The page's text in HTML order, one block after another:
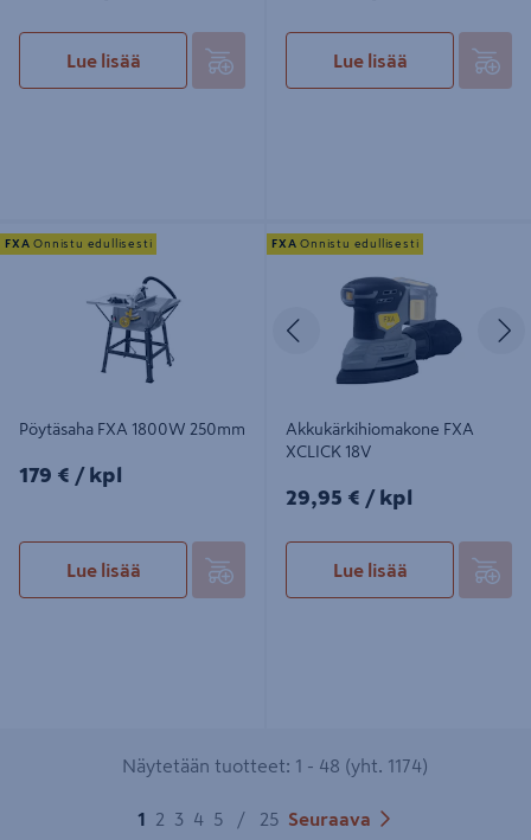
Lue lisää Lue lisää
Pöytäsaha FXA 1800W 250mm
Pöytäsaha FXA 1800W 250mm
179€/kpl
179 € / kpl
Lue lisää
FXA Onnistu edullisesti
Akkukärkihiomakone FXA XCLICK
18V
Edellinen
Akkukärkihiomakone FXA
XCLICK 18V
29,95€/kpl
29,95 € / kpl
Lue lisää
FXA Onnistu edullisesti
Näytetään tuotteet: 1 - 48 (yht. 1174)
1 2 3 4 5 / 25 Seuraava